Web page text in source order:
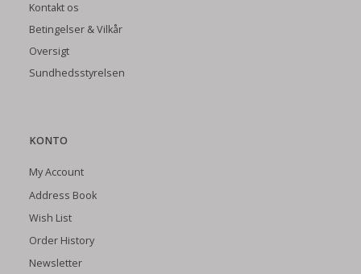
Kontakt os
Betingelser & Vilkår
Oversigt
Sundhedsstyrelsen
KONTO
My Account
Address Book
Wish List
Order History
Newsletter